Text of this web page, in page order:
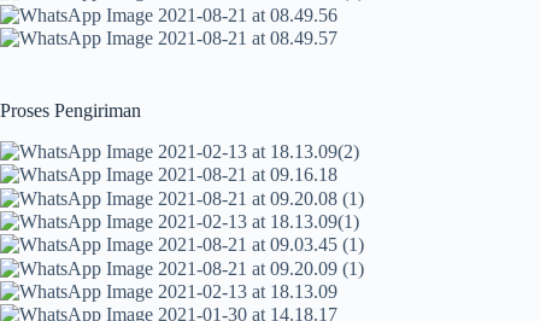
Proses Pengiriman